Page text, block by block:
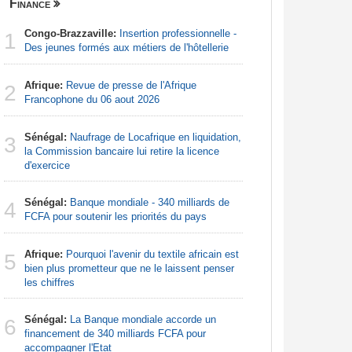
Finance
1 Congo-Brazzaville: Insertion professionnelle -
Des jeunes formés aux métiers de l'hôtellerie
2 Afrique: Revue de presse de l'Afrique
Francophone du 06 aout 2026
3 Sénégal: Naufrage de Locafrique en liquidation,
la Commission bancaire lui retire la licence
d'exercice
4 Sénégal: Banque mondiale - 340 milliards de
FCFA pour soutenir les priorités du pays
5 Afrique: Pourquoi l'avenir du textile africain est
bien plus prometteur que ne le laissent penser
les chiffres
6 Sénégal: La Banque mondiale accorde un
financement de 340 milliards FCFA pour
accompagner l'Etat